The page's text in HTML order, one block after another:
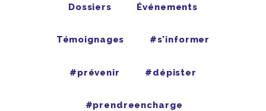
Dossiers Événements
Témoignages #s'informer
#prévenir #dépister
#prendreencharge